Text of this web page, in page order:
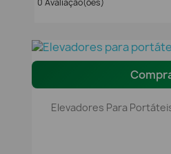
0 Avaliação(ões)
Elevadores Para